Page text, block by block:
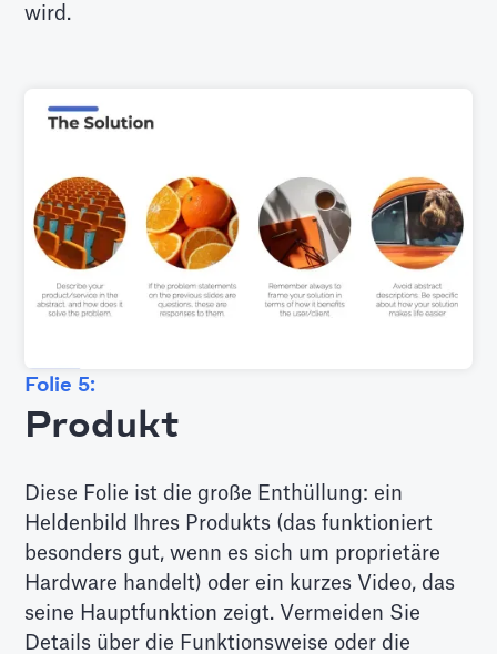
wird.
Folie 5:
Produkt
Diese Folie ist die große Enthüllung: ein
Heldenbild Ihres Produkts (das funktioniert
besonders gut, wenn es sich um proprietäre
Hardware handelt) oder ein kurzes Video, das
seine Hauptfunktion zeigt. Vermeiden Sie
Details über die Funktionsweise oder die